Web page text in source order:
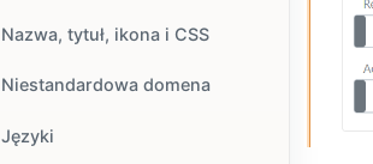
Nazwa, tytuł, ikona i CSS
Niestandardowa domena
Języki